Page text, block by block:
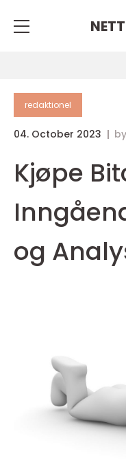
redaktionel
04. October 2023 by
Kjøpe
og